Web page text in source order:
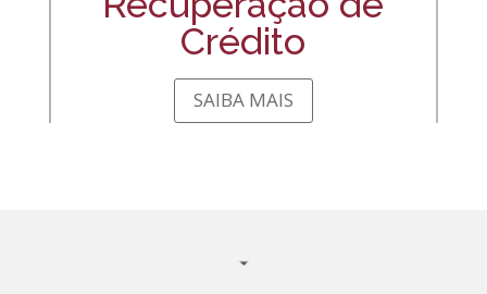
Crédito
SAIBA MAIS